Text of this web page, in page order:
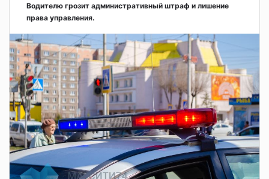
Водителю грозит административный штраф и лишение
права управления.